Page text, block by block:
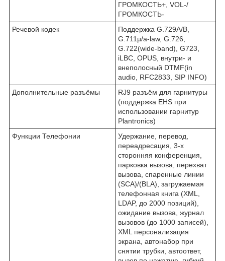
ГРОМКОСТЬ+, VOL-/
ГРОМКОСТЬ-
Речевой кодек
Поддержка G.729A/B,
G.711µ/a-law, G.726,
G.722(wide-band), G723,
iLBC, OPUS, внутри- и
внеполосный DTMF(in
audio, RFC2833, SIP INFO)
Дополнительные разъёмы
RJ9 разъём для гарнитуры
(поддержка EHS при
использовании гарнитур
Plantronics)
Функции Телефонии
Удержание, перевод,
переадресация, 3-х
сторонняя конференция,
парковка вызова, перехват
вызова, спаренные линии
(SCA)/(BLA), загружаемая
телефонная книга (XML,
LDAP, до 2000 позиций),
ожидание вызова, журнал
вызовов (до 1000 записей),
XML персонализация
экрана, автонабор при
снятии трубки, автоответ,